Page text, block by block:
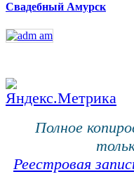
Свадебный Амурск
Полное
Реестровая